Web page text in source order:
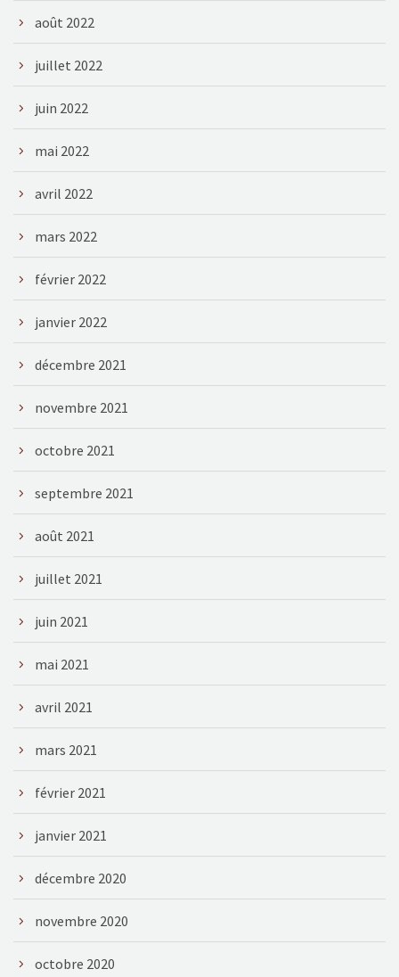
août 2022
juillet 2022
juin 2022
mai 2022
avril 2022
mars 2022
février 2022
janvier 2022
décembre 2021
novembre 2021
octobre 2021
septembre 2021
août 2021
juillet 2021
juin 2021
mai 2021
avril 2021
mars 2021
février 2021
janvier 2021
décembre 2020
novembre 2020
octobre 2020